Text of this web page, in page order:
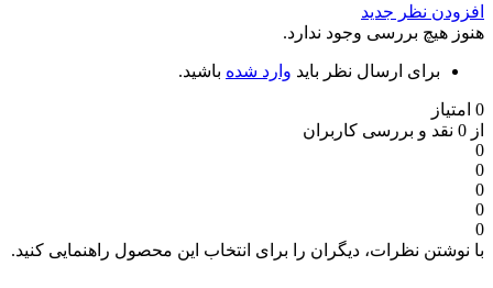
افزودن نظر جدید
هنوز هیچ بررسی وجود ندارد.
برای ارسال نظر باید وارد شده باشید.
0 امتیاز
از 0 نقد و بررسی کاربران
0
0
0
0
0
با نوشتن نظرات، دیگران را برای انتخاب این محصول راهنمایی کنید.